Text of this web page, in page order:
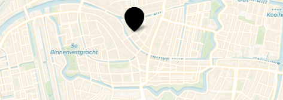
Comedy
Night
International